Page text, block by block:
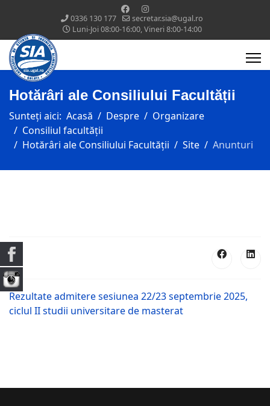
0336 130 177
secretar.sia@ugal.ro
Luni-Joi 08:00-16:00, Vineri 8:00-14:00
Hotărâri ale Consiliului Facultății
Sunteți aici: Acasă Despre
Organizare
Consiliul facultății
Hotărâri ale Consiliului Facultății
Site Anunturi
Rezultate admitere sesiunea 22/23 septembrie 2025,
ciclul II studii universitare de masterat